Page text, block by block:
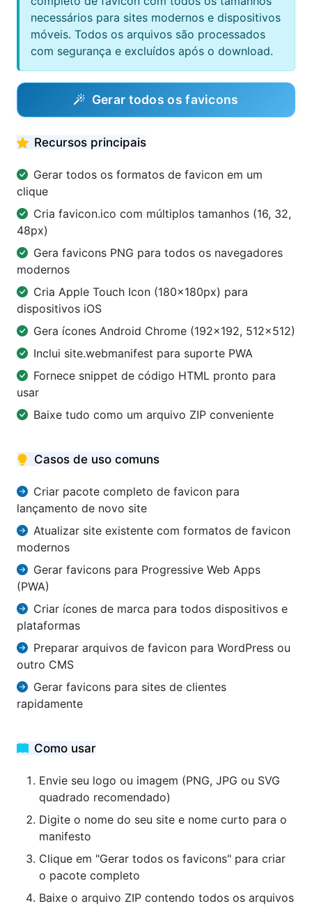
necessários para sites modernos e dispositivos
móveis. Todos os arquivos são processados
com segurança e excluídos após o download.
Gerar todos os favicons
Recursos principais
Gerar todos os formatos de favicon em um
clique
Cria favicon.ico com múltiplos tamanhos (16, 32,
48px)
Gera favicons PNG para todos os navegadores
modernos
Cria Apple Touch Icon (180×180px) para
dispositivos iOS
Gera ícones Android Chrome (192×192, 512×512)
Inclui site.webmanifest para suporte PWA
Fornece snippet de código HTML pronto para
usar
Baixe tudo como um arquivo ZIP conveniente
Casos de uso comuns
Criar pacote completo de favicon para
lançamento de novo site
Atualizar site existente com formatos de favicon
modernos
Gerar favicons para Progressive Web Apps
(PWA)
Criar ícones de marca para todos dispositivos e
plataformas
Preparar arquivos de favicon para WordPress ou
outro CMS
Gerar favicons para sites de clientes
rapidamente
Como usar
Envie seu logo ou imagem (PNG, JPG ou SVG
quadrado recomendado)
Digite o nome do seu site e nome curto para o
manifesto
Clique em "Gerar todos os favicons" para criar
o pacote completo
Baixe o arquivo ZIP contendo todos os arquivos